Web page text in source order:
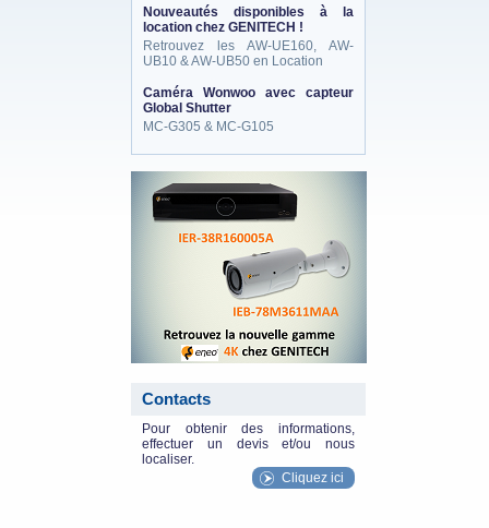
Nouveautés disponibles à la
location chez GENITECH !
Retrouvez les AW-UE160, AW-
UB10 & AW-UB50 en Location
Caméra Wonwoo avec capteur
Global Shutter
MC-G305 & MC-G105
Contacts
Pour obtenir des informations,
effectuer un devis et/ou nous
localiser.
Cliquez ici